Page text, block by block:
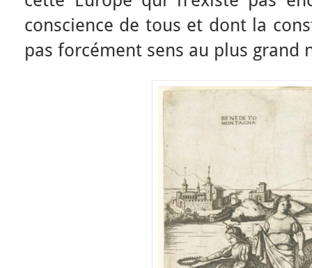
conscience de tous et dont la
pas forcément sens au plus grand